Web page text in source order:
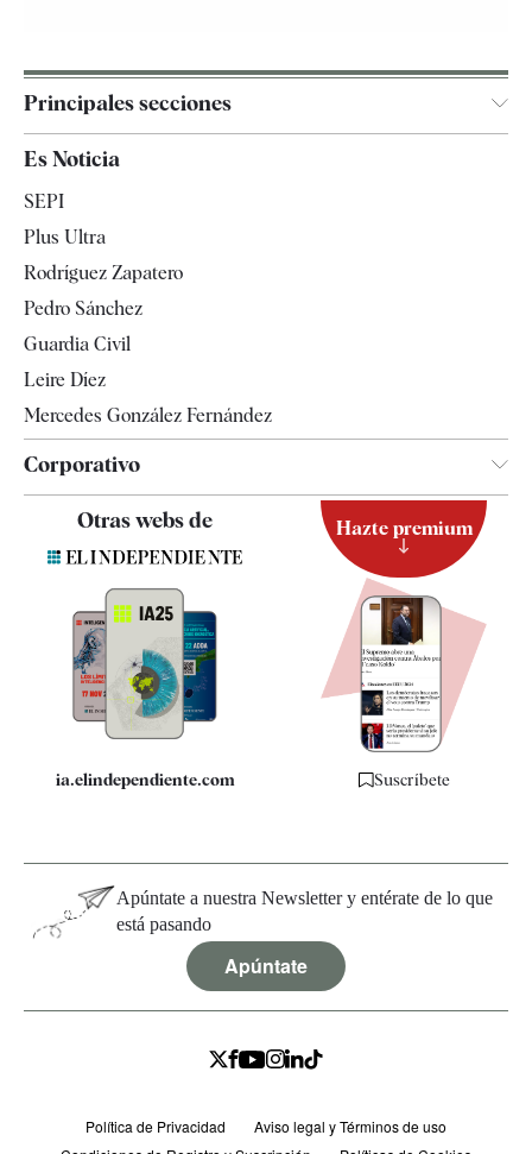
Principales secciones
España
Televisión
Es Noticia
SEPI
Plus Ultra
Rodríguez Zapatero
Pedro Sánchez
Guardia Civil
Leire Díez
Mercedes González Fernández
Corporativo
Contacto
Quiénes somos
Especificaciones
Otras webs de
ia.elindependiente.com
Hazte premium
Suscríbete
Apúntate a nuestra Newsletter y entérate de lo que
está pasando
Apúntate
Política de Privacidad
Aviso legal y Términos de uso